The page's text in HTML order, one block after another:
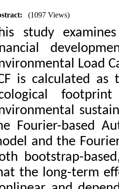
(1097 Views)
study
Load
is calculated
Fourier-based
and the
bootstrap-
the long-term